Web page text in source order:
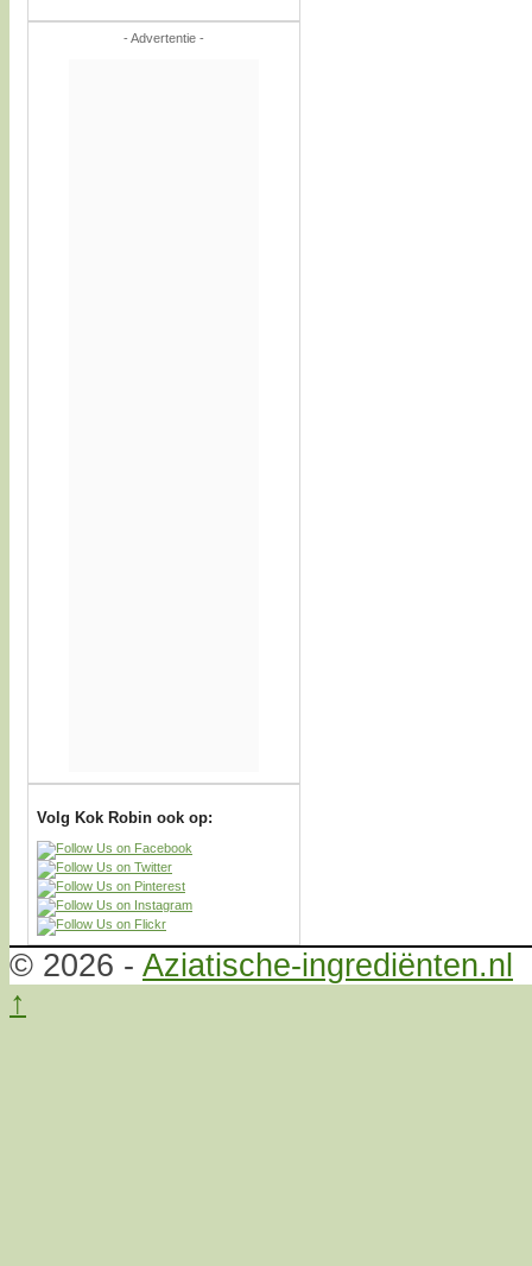
- Advertentie -
Volg Kok Robin ook op:
© 2026 - Aziatische-ingrediënten.nl
↑